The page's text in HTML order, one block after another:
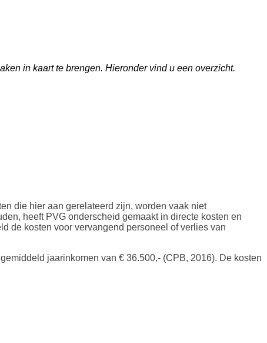
in kaart te brengen. Hieronder vind u een overzicht.
die hier aan gerelateerd zijn, worden vaak niet
heeft PVG onderscheid gemaakt in directe kosten en
de kosten voor vervangend personeel of verlies van
jaarinkomen van € 36.500,- (CPB, 2016). De kosten